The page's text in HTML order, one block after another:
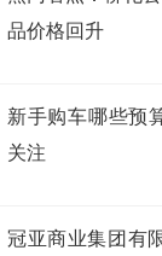
品价格回升
新手购车哪些预
关注
冠亚商业集团有